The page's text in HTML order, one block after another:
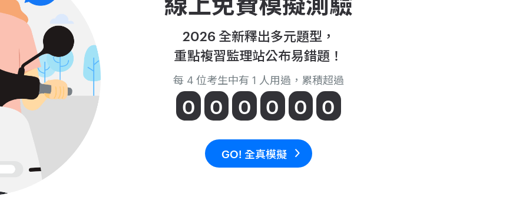
線上免費模擬測驗
2026 全新釋出多元題型，
重點複習監理站公布易錯題！
每 4 位考生中有 1 人用過，累積超過
0 0 0 0 0 0
GO! 全真模擬